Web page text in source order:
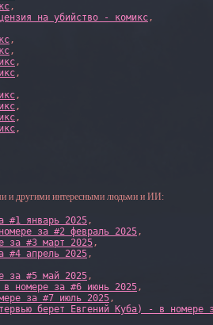
,
на убийство - комикс,
,
,
,
,
,
,
,
,
и другими интересными людьми и ИИ:
#1 январь 2025,
за #2 февраль 2025,
за #3 март 2025,
апрель 2025,
за #5 май 2025,
номере за #6 июнь 2025,
за #7 июль 2025,
берет Евгений Куба) - в номере